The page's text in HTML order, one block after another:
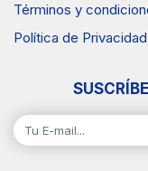
Términos y
Política de Privacidad